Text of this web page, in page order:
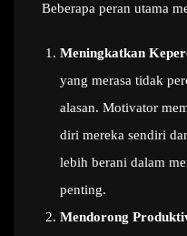
Beberapa peran utama
Meningkatkan
yang merasa tidak
alasan. Motivator
diri mereka sendiri
lebih berani dalam
penting.
Mendorong